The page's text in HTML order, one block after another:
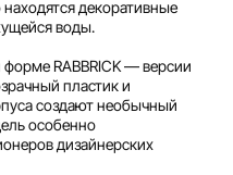
декоративные
воды.
RABBRICK — версии
пластик и
создают необычный
особенно
дизайнерских
25% 25%
и переплат
картой